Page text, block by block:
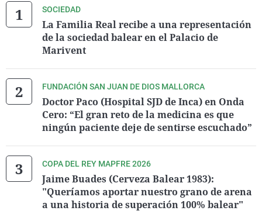
SOCIEDAD
La Familia Real recibe a una representación
de la sociedad balear en el Palacio de
Marivent
FUNDACIÓN SAN JUAN DE DIOS MALLORCA
Doctor Paco (Hospital SJD de Inca) en Onda
Cero: “El gran reto de la medicina es que
ningún paciente deje de sentirse escuchado”
COPA DEL REY MAPFRE 2026
Jaime Buades (Cerveza Balear 1983):
"Queríamos aportar nuestro grano de arena
a una historia de superación 100% balear"